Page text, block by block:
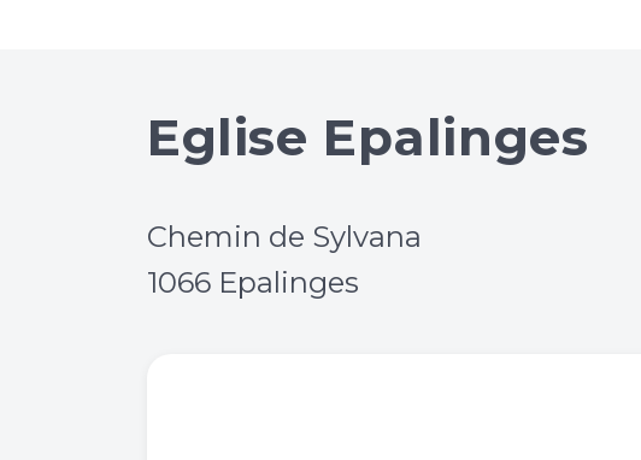
Eglise Epalinges
Chemin de Sylvana
1066 Epalinges